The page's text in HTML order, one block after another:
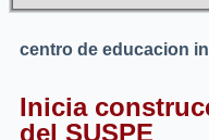
centro de educacion
Inicia
del SUSPE